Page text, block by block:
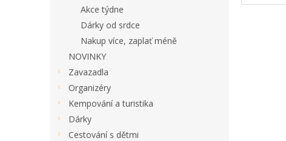
Akce týdne
Dárky od srdce
Nakup více, zaplať méně
NOVINKY
Zavazadla
Organizéry
Kempování a turistika
Dárky
Cestování s dětmi